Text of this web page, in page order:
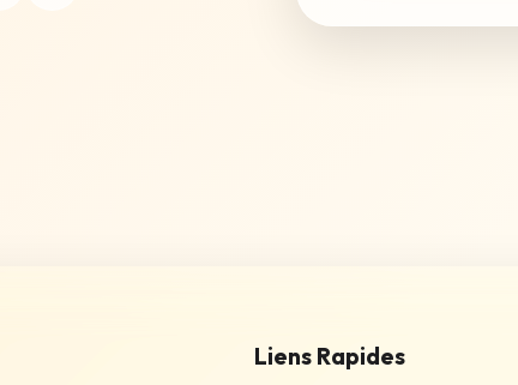
Liens Rapides